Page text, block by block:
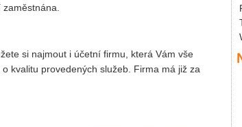
si najmout i účetní firmu, která Vám vše
kvalitu provedených služeb. Firma má již za